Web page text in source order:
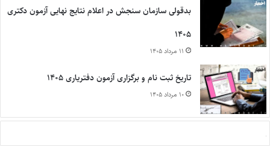
بدقولی سازمان سنجش در اعلام نتایج نهایی آزمون دکتری
۱۴۰۵
۱۱ مرداد ۱۴۰۵
تاریخ ثبت نام و برگزاری آزمون دفتریاری ۱۴۰۵
۱۰ مرداد ۱۴۰۵